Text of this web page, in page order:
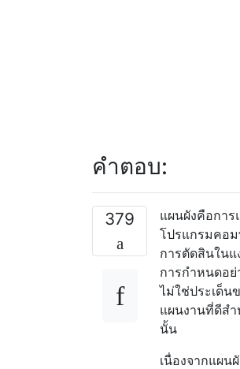
คำตอบ:
379
แผนผังคือกา
โปรแกรมคอม
การตัดสินใน
การกำหนดอย่
ไม่ใช่ประเด็น
แผนงานที่ดีส
นั้น
เนื่องจากแผน